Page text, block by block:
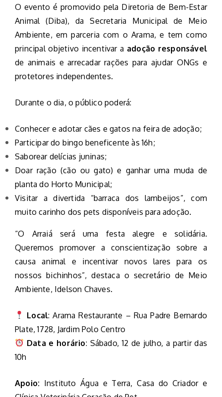
O evento é promovido pela Diretoria de Bem-Estar
Animal (Diba), da Secretaria Municipal de Meio
Ambiente, em parceria com o Arama, e tem como
principal objetivo incentivar a adoção responsável
de animais e arrecadar rações para ajudar ONGs e
protetores independentes.
Durante o dia, o público poderá:
Conhecer e adotar cães e gatos na feira de adoção;
Participar do bingo beneficente às 16h;
Saborear delícias juninas;
Doar ração (cão ou gato) e ganhar uma muda de
planta do Horto Municipal;
Visitar a divertida “barraca dos lambeijos”, com
muito carinho dos pets disponíveis para adoção.
“O Arraiá será uma festa alegre e solidária.
Queremos promover a conscientização sobre a
causa animal e incentivar novos lares para os
nossos bichinhos”, destaca o secretário de Meio
Ambiente, Idelson Chaves.
Local: Arama Restaurante – Rua Padre Bernardo
Plate, 1728, Jardim Polo Centro
Data e horário: Sábado, 12 de julho, a partir das
10h
Apoio: Instituto Água e Terra, Casa do Criador e